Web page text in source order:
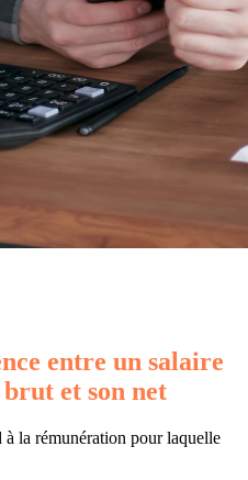
entre un salaire
brut et son net
la rémunération pour laquelle